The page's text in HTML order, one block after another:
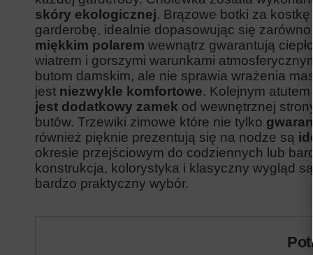
skóry ekologicznej. Brązowe botki za
garderobę, idealnie dopasowując się
miękkim polarem wewnątrz gwarantują
wiatrem i gorszymi warunkami
butom damskim, ale nie sprawia wrażenia
jest niezwykle komfortowe. Kolejnym atutem
jest dodatkowy zamek od wewnętrznej
butów. Trzewiki zimowe które nie tylko
również pięknie prezentują się na nodze są
okresie przejściowym do codziennych lub
konstrukcja, kolorystyka i klasyczny wygląd
bardzo praktyczny wybór.